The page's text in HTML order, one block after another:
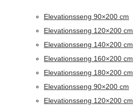
Elevationsseng 90×200 cm
Elevationsseng 120×200 cm
Elevationsseng 140×200 cm
Elevationsseng 160×200 cm
Elevationsseng 180×200 cm
Elevationsseng 90×200 cm
Elevationsseng 120×200 cm